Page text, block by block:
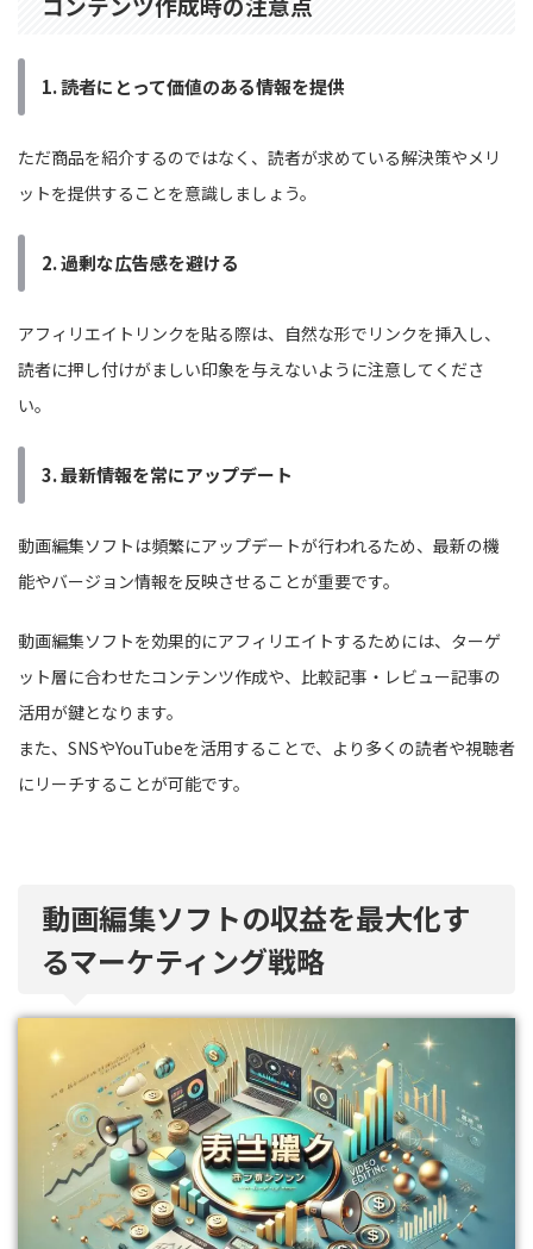
1. 読者にとって価値のある情報を提供
ただ商品を紹介するのではなく、読者が求めている解決策やメリ
ットを提供することを意識しましょう。
2. 過剰な広告感を避ける
アフィリエイトリンクを貼る際は、自然な形でリンクを挿入し、
読者に押し付けがましい印象を与えないように注意してくださ
い。
3. 最新情報を常にアップデート
動画編集ソフトは頻繁にアップデートが行われるため、最新の機
能やバージョン情報を反映させることが重要です。
動画編集ソフトを効果的にアフィリエイトするためには、ターゲ
ット層に合わせたコンテンツ作成や、比較記事・レビュー記事の
活用が鍵となります。
また、SNSやYouTubeを活用することで、より多くの読者や視聴者
にリーチすることが可能です。
動画編集ソフトの収益を最大化す
るマーケティング戦略